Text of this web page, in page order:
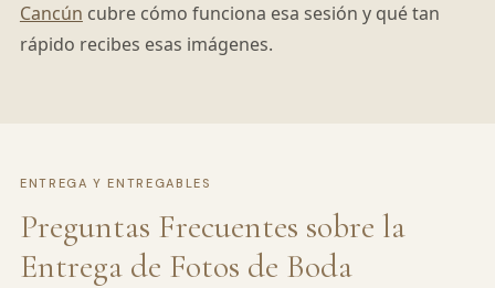
Cancún cubre cómo funciona esa sesión y qué tan
rápido recibes esas imágenes.
ENTREGA Y ENTREGABLES
Preguntas Frecuentes sobre la
Entrega de Fotos de Boda